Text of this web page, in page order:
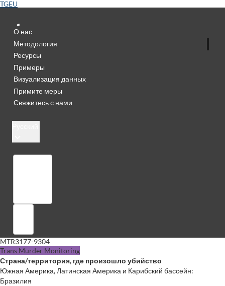
TGEU
О нас
Методология
Ресурсы
Примеры
Визуализация данных
Примите меры
Свяжитесь с нами
MTR3177-9304
Trans Murder Monitoring
Страна/территория, где произошло убийство
Южная Америка, Латинская Америка и Карибский бассейн:
Бразилия